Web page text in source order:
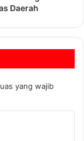
Daerah
yang wajib